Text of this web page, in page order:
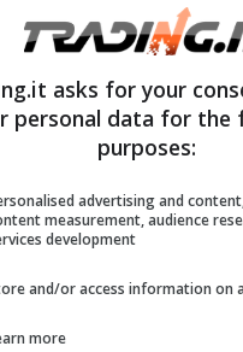
bassi. La
portale
INPS
e può
massimo di 10 anni, a
del corso di studi.
asks for your
personal data for the
purposes:
advertising and
measurement, audience
development
and/or access information on
more